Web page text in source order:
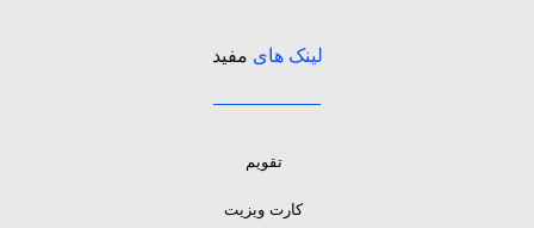
لینک های مفید
تقویم
کارت ویزیت